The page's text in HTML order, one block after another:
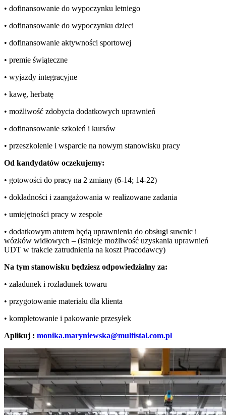
• dofinansowanie do wypoczynku letniego
• dofinansowanie do wypoczynku dzieci
• dofinansowanie aktywności sportowej
• premie świąteczne
• wyjazdy integracyjne
• kawę, herbatę
• możliwość zdobycia dodatkowych uprawnień
• dofinansowanie szkoleń i kursów
• przeszkolenie i wsparcie na nowym stanowisku pracy
Od kandydatów oczekujemy:
• gotowości do pracy na 2 zmiany (6-14; 14-22)
• dokładności i zaangażowania w realizowane zadania
• umiejętności pracy w zespole
• dodatkowym atutem będą uprawnienia do obsługi suwnic i
wózków widłowych – (istnieje możliwość uzyskania uprawnień
UDT w trakcie zatrudnienia na koszt Pracodawcy)
Na tym stanowisku będziesz odpowiedzialny za:
• załadunek i rozładunek towaru
• przygotowanie materiału dla klienta
• kompletowanie i pakowanie przesyłek
Aplikuj : monika.maryniewska@multistal.com.pl